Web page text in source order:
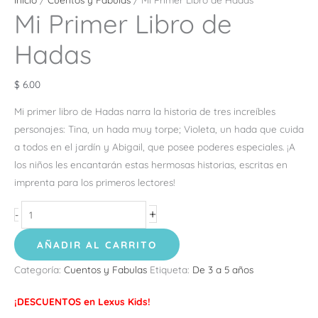
Mi Primer Libro de
Hadas
$ 6.00
Mi primer libro de Hadas narra la historia de tres increíbles
personajes: Tina, un hada muy torpe; Violeta, un hada que cuida
a todos en el jardín y Abigail, que posee poderes especiales. ¡A
los niños les encantarán estas hermosas historias, escritas en
imprenta para los primeros lectores!
- +
AÑADIR AL CARRITO
Categoría: Cuentos y Fabulas Etiqueta: De 3 a 5 años
¡DESCUENTOS en Lexus Kids!